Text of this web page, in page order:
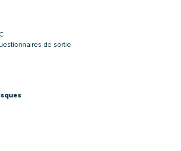
de sortie